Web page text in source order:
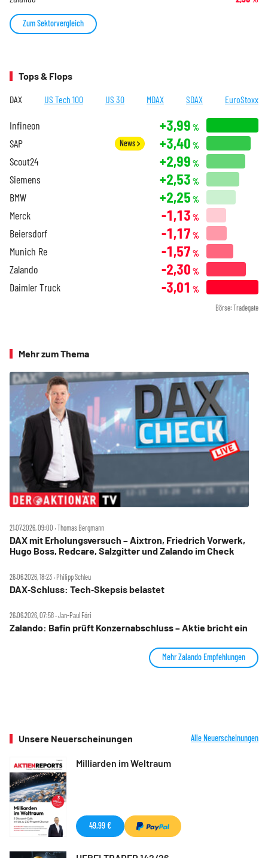
Zum Sektorvergleich
Tops & Flops
DAX US Tech 100 US 30 MDAX SDAX EuroStoxx
Infineon +3,99 %
SAP News +3,40 %
Scout24 +2,99 %
Siemens +2,53 %
BMW +2,25 %
Merck -1,13 %
Beiersdorf -1,17 %
Munich Re -1,57 %
Zalando -2,30 %
Daimler Truck -3,01 %
Börse: Tradegate
Mehr zum Thema
21.07.2026, 09:00 ‧ Thomas Bergmann
DAX mit Erholungsversuch – Aixtron, Friedrich Vorwerk,
Hugo Boss, Redcare, Salzgitter und Zalando im Check
26.06.2026, 18:23 ‧ Philipp Schleu
DAX‑Schluss: Tech‑Skepsis belastet
26.06.2026, 07:58 ‧ Jan-Paul Fóri
Zalando: Bafin prüft Konzernabschluss – Aktie bricht ein
Mehr Zalando Empfehlungen
Unsere Neuerscheinungen Alle Neuerscheinungen
Milliarden im Weltraum
49,99 €